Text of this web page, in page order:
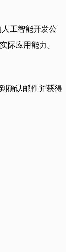
人工智能开发公
际应用能力。
确认邮件并获得